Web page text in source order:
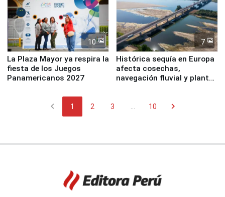
10
La Plaza Mayor ya respira la
fiesta de los Juegos
Panamericanos 2027
7
Histórica sequía en Europa
afecta cosechas,
navegación fluvial y plantas
chevron_left 1 2 3 10 chevron_right